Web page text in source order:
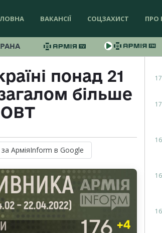
ВАКАНСІЇ СОЦЗАХИСТ ПРО
понад 21
більше
за АрміяInform в Google